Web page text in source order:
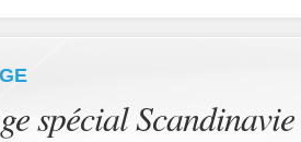
spécial Scandinavie